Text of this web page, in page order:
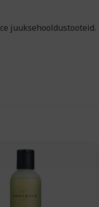
juuksehooldustooteid.